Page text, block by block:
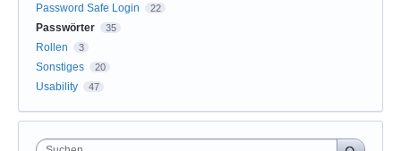
Password Safe Login 22
Passwörter 35
Rollen 3
Sonstiges 20
Usability 47